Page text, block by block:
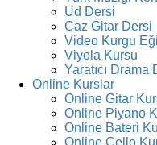
Ud Dersi
Caz Gitar Dersi
Video Kurgu
Viyola Kursu
Yaratıcı Drama
Online Kurslar
Online Gitar
Online Piyano
Online Bateri
Online Çello